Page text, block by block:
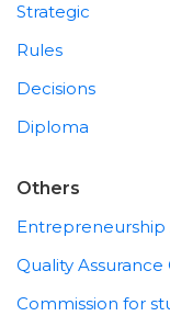
Strategic
Rules
Decisions
Diploma
Others
Entrepreneurship
Quality Assurance
Commission for